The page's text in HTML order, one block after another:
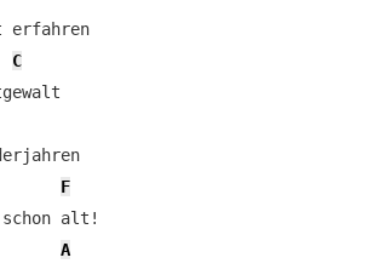
erfahren
C
F
schon alt!
A